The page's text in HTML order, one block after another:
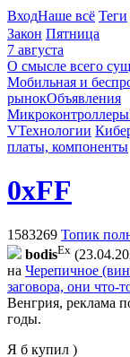
ВходНаше всё Теги
Закон Пятница
7 августа
О смысле всего
Мобильная и
рынокОбъявления
Микроконтроллеры
VТехнологии
платы, компоненты
0xFF
1583269 Топик
bodisEx
на Черепичное
заговора, они что-
Венгрия, реклама
годы.
Я б купил )